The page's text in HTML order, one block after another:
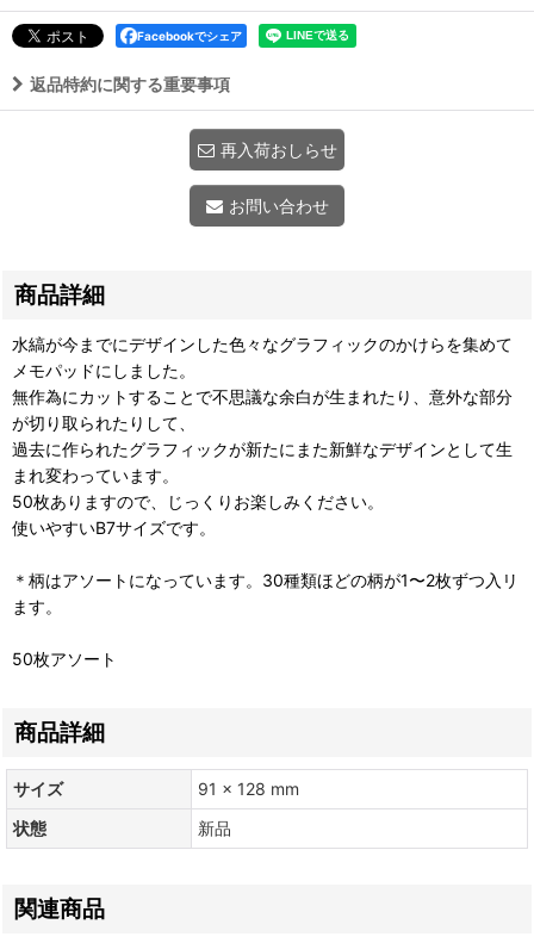
Facebookでシェア
返品特約に関する重要事項
再入荷おしらせ
お問い合わせ
商品詳細
水縞が今までにデザインした色々なグラフィックのかけらを集めて
メモパッドにしました。
無作為にカットすることで不思議な余白が生まれたり、意外な部分
が切り取られたりして、
過去に作られたグラフィックが新たにまた新鮮なデザインとして生
まれ変わっています。
50枚ありますので、じっくりお楽しみください。
使いやすいB7サイズです。
＊柄はアソートになっています。30種類ほどの柄が1〜2枚ずつ入リ
ます。
50枚アソート
商品詳細
サイズ
91 × 128 mm
状態
新品
関連商品